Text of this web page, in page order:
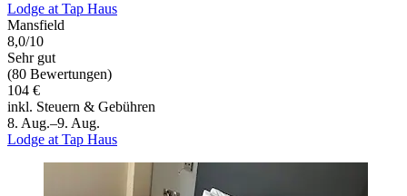
Lodge at Tap Haus
Mansfield
8,0/10
Sehr gut
(80 Bewertungen)
104 €
inkl. Steuern & Gebühren
8. Aug.–9. Aug.
Lodge at Tap Haus